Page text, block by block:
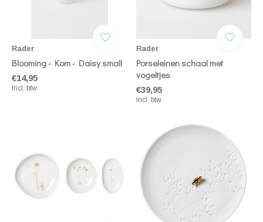
Rader
Blooming - Kom - Daisy small
€14,95
Incl. btw
Rader
Porseleinen schaal met
vogeltjes
€39,95
Incl. btw